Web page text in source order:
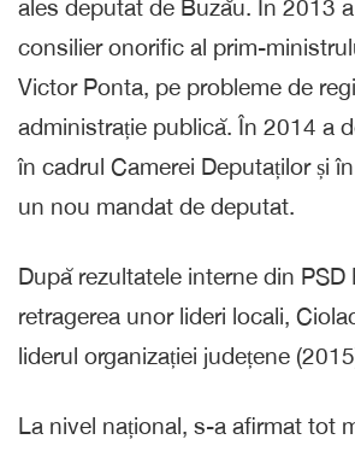
ales deputat de Buzău. În 2013
consilier onorific al prim-
Victor Ponta, pe probleme de
administrație publică. În 2014 a
în cadrul Camerei Deputaților și
un nou mandat de deputat.
După rezultatele interne din PSD
retragerea unor lideri locali,
liderul organizației județene
La nivel național, s-a afirmat tot